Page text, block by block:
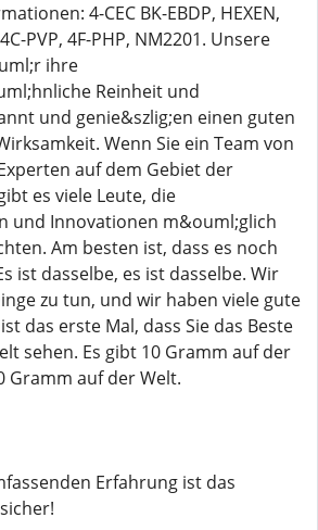
4-CEC BK-EBDP, HEXEN,
PVP, 4F-PHP, NM2201. Unsere
ihre
Reinheit und
und genie&szlig;en einen guten
Wenn Sie ein Team von
auf dem Gebiet der
es viele Leute, die
und Innovationen m&ouml;glich
Am besten ist, dass es noch
ist dasselbe, es ist dasselbe. Wir
zu tun, und wir haben viele gute
das erste Mal, dass Sie das Beste
sehen. Es gibt 10 Gramm auf der
Gramm auf der Welt.
Erfahrung ist das